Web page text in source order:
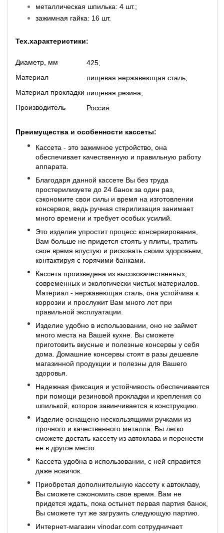
металлическая шпилька: 4 шт.;
зажимная гайка: 16 шт.
Тех.характеристики:
Диаметр, мм
425;
Материал
пищевая нержавеющая сталь;
Материал прокладки пищевая резина;
Производитель
Россия.
Преимущества и особенности кассеты:
Кассета - это зажимное устройство, она
обеспечивает качественную и правильную работу
аппарата.
Благодаря данной кассете Вы без труда
простерилизуете до 24 банок за один раз,
сэкономите свои силы и время на изготовлении
консервов, ведь ручная стерилизация занимает
много времени и требует особых усилий.
Это изделие упростит процесс консервирования,
Вам больше не придется стоять у плиты, тратить
свое время впустую и рисковать своим здоровьем,
контактируя с горячими банками.
Кассета произведена из высококачественных,
современных и экологически чистых материалов.
Материал - нержавеющая сталь, она устойчива к
коррозии и прослужит Вам много лет при
правильной эксплуатации.
Изделие удобно в использовании, оно не займет
много места на Вашей кухне. Вы сможете
приготовить вкусные и полезные консервы у себя
дома. Домашние консервы стоят в разы дешевле
магазинной продукции и полезны для Вашего
здоровья.
Надежная фиксация и устойчивость обеспечивается
при помощи резиновой прокладки и крепления со
шпилькой, которое завинчивается в конструкцию.
Изделие оснащено нескользящими ручками из
прочного и качественного металла. Вы легко
сможете достать кассету из автоклава и перенести
ее в другое место.
Кассета удобна в использовании, с ней справится
даже новичок.
Приобретая дополнительную кассету к автоклаву,
Вы сможете сэкономить свое время. Вам не
придется ждать, пока остынет первая партия банок,
Вы сможете тут же загрузить следующую партию.
Интернет-магазин vinodar.com сотрудничает